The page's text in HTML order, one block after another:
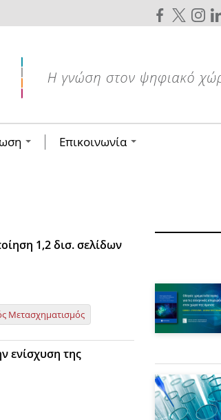
Επικοινωνία
1,2 δισ. σελίδων
Μετασχηματισμός
ενίσχυση της